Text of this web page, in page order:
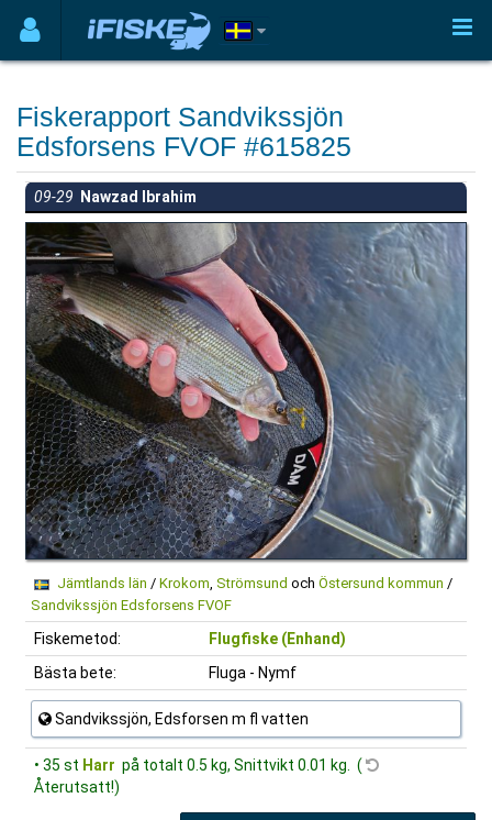
Fiskerapport Sandvikssjön
Edsforsens FVOF #615825
09-29 Nawzad Ibrahim
Jämtlands län / Krokom, Strömsund och Östersund kommun /
Sandvikssjön Edsforsens FVOF
Fiskemetod:
Flugfiske (Enhand)
Bästa bete:
Fluga - Nymf
Sandvikssjön, Edsforsen m fl vatten
• 35 st Harr på totalt 0.5 kg, Snittvikt 0.01 kg. (
Återutsatt!)